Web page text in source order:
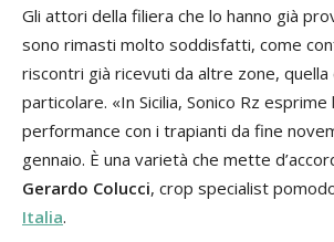
Gli attori della filiera che lo hanno già
sono rimasti molto soddisfatti, come
riscontri già ricevuti da altre zone, quella
particolare. «In Sicilia, Sonico Rz
performance con i trapianti da fine
gennaio. È una varietà che mette
Gerardo Colucci, crop specialist
Italia.